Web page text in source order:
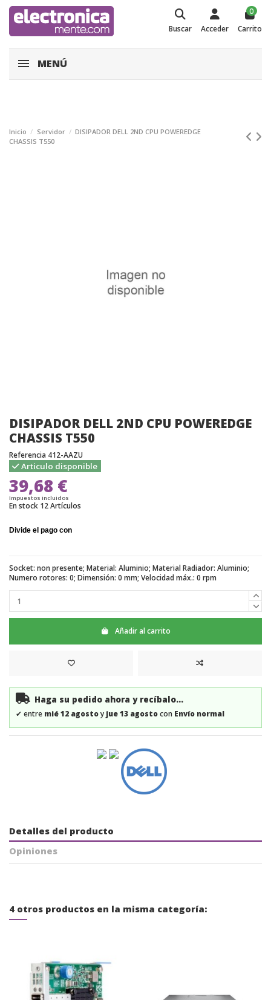
Buscar Acceder
0
Carrito
MENÚ
Inicio Servidor
DISIPADOR DELL 2ND CPU POWEREDGE
CHASSIS T550
DISIPADOR DELL 2ND CPU POWEREDGE
CHASSIS T550
Referencia 412-AAZU
Articulo disponible
39,68 €
Impuestos incluidos
En stock 12 Artículos
Socket: non presente; Material: Aluminio; Material Radiador: Aluminio;
Numero rotores: 0; Dimensión: 0 mm; Velocidad máx.: 0 rpm
Añadir al carrito
Haga su pedido ahora y recíbalo...
✔ entre mié 12 agostoy jue 13 agostocon Envío normal
Detalles del producto
Opiniones
4 otros productos en la misma categoría: